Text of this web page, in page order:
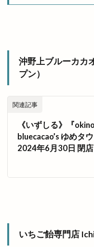
沖野上ブルーカカ
プン）
関連記事
《いずしる》『
bluecacao’s ゆめタ
2024年6月30日 閉店
いちご飴専門店